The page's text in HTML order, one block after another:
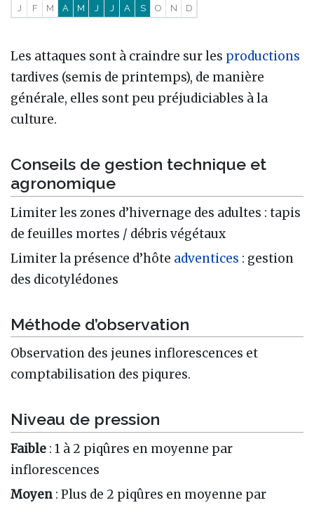
J F M A M J J A S O N D
Les attaques sont à craindre sur les productions
tardives (semis de printemps), de manière
générale, elles sont peu préjudiciables à la
culture.
Conseils de gestion technique et
agronomique
Limiter les zones d’hivernage des adultes : tapis
de feuilles mortes / débris végétaux
Limiter la présence d’hôte adventices : gestion
des dicotylédones
Méthode d’observation
Observation des jeunes inflorescences et
comptabilisation des piqures.
Niveau de pression
Faible : 1 à 2 piqûres en moyenne par
inflorescences
Moyen : Plus de 2 piqûres en moyenne par